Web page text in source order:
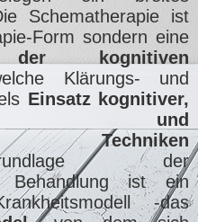
Schematherapie ist
Form sondern eine
der kognitiven
Klärungs- und
Einsatz kognitiver,
und
Techniken
der
Behandlung ist ein
-das